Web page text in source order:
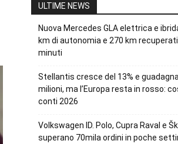
ULTIME NEWS
Nuova Mercedes GLA elettrica e
km di autonomia e 270 km
minuti
Stellantis cresce del 13% e
milioni, ma l’Europa resta in rosso:
conti 2026
Volkswagen ID. Polo, Cupra Raval e
superano 70mila ordini in poche